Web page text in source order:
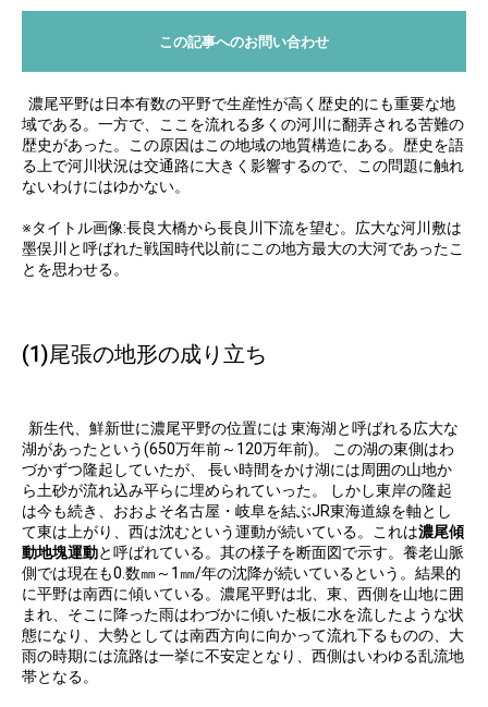
この記事へのお問い合わせ
濃尾平野は日本有数の平野で生産性が高く歴史的にも重要な地
域である。一方で、ここを流れる多くの河川に翻弄される苦難の
歴史があった。この原因はこの地域の地質構造にある。歴史を語
る上で河川状況は交通路に大きく影響するので、この問題に触れ
ないわけにはゆかない。
※タイトル画像:長良大橋から長良川下流を望む。広大な河川敷は
墨俣川と呼ばれた戦国時代以前にこの地方最大の大河であったこ
とを思わせる。
(1)尾張の地形の成り立ち
新生代、鮮新世に濃尾平野の位置には 東海湖と呼ばれる広大な
湖があったという(650万年前～120万年前)。 この湖の東側はわ
づかずつ隆起していたが、 長い時間をかけ湖には周囲の山地か
ら土砂が流れ込み平らに埋められていった。 しかし東岸の隆起
は今も続き、おおよそ名古屋・岐阜を結ぶJR東海道線を軸とし
て東は上がり、西は沈むという運動が続いている。これは濃尾傾
動地塊運動と呼ばれている。其の様子を断面図で示す。養老山脈
側では現在も0.数㎜～1㎜/年の沈降が続いているという。結果的
に平野は南西に傾いている。濃尾平野は北、東、西側を山地に囲
まれ、そこに降った雨はわづかに傾いた板に水を流したような状
態になり、大勢としては南西方向に向かって流れ下るものの、大
雨の時期には流路は一挙に不安定となり、西側はいわゆる乱流地
帯となる。